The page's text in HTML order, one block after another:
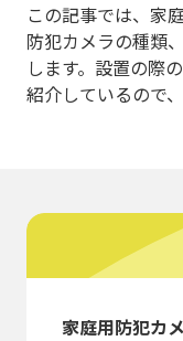
この記事では、家
防犯カメラの種類
します。設置の際
紹介しているので
家庭用防犯カ